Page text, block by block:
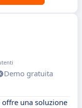
Demo gratuita
offre una soluzione